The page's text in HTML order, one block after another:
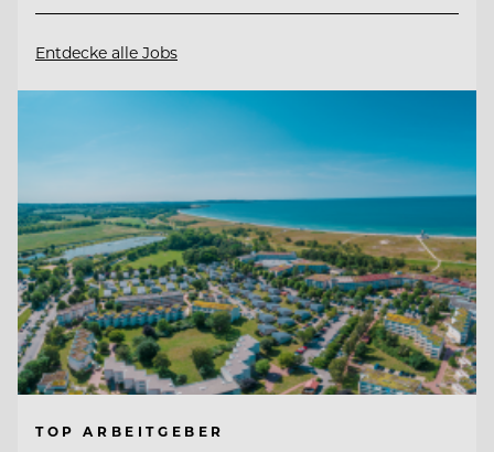
Entdecke alle Jobs
TOP ARBEITGEBER